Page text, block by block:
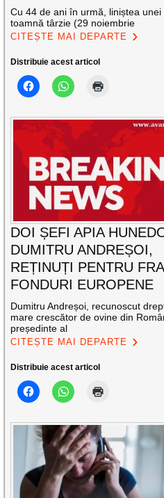
Cu 44 de ani în urmă, liniștea
toamnă târzie (29 noiembrie
CITEȘTE MAI DEPARTE
Distribuie acest articol
DOI ȘEFI APIA
DUMITRU ANDREȘOI,
REȚINUȚI PENTRU
FONDURI EUROPENE
Dumitru Andreșoi, recunoscut
mare crescător de ovine din
președinte al
CITEȘTE MAI DEPARTE
Distribuie acest articol